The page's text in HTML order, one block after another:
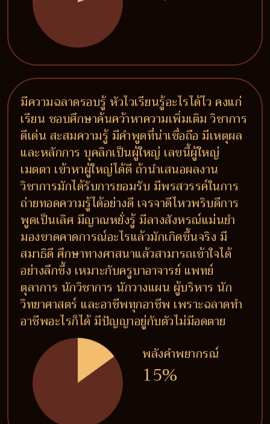
มีความฉลาดรอบรู้ หัวไวเรียนรู้อะไรได้ไว คงแก่
เรียน ชอบศึกษาค้นคว้าหาความเพิ่มเติม วิชาการ
ดีเด่น สะสมความรู้ มีคำพูดที่น่าเชื่อถือ มีเหตุผล
และหลักการ บุคลิกเป็นผู้ใหญ่ เลขนี้ผู้ใหญ่
เมตตา เข้าหาผู้ใหญ่ได้ดี ถ้านำเสนอผลงาน
วิชาการมักได้รับการยอมรับ มีพรสวรรค์ในการ
ถ่ายทอดความรู้ได้อย่างดี เจรจาดีไหวพริบดีการ
พูดเป็นเลิศ มีญาณหยั่งรู้ มีลางสังหรณ์แม่นยำ
มองขาดคาดการณ์อะไรแล้วมักเกิดขึ้นจริง มี
สมาธิดี ศึกษาทางศาสนาแล้วสามารถเข้าใจได้
อย่างลึกซึ้ง เหมาะกับครูบาอาจารย์ แพทย์
ตุลาการ นักวิชาการ นักวางแผน ผู้บริหาร นัก
วิทยาศาสตร์ และอาชีพทุกอาชีพ เพราะฉลาดทำ
อาชีพอะไรก็ได้ มีปัญญาอยู่กับตัวไม่มีอดตาย
พลังคำพยากรณ์
15%